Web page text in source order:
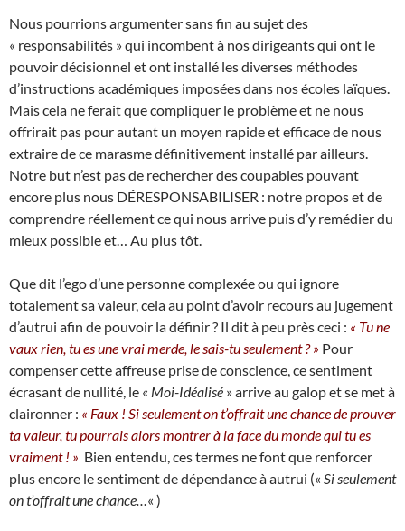
Nous pourrions argumenter sans fin au sujet des
« responsabilités » qui incombent à nos dirigeants qui ont le
pouvoir décisionnel et ont installé les diverses méthodes
d’instructions académiques imposées dans nos écoles laïques.
Mais cela ne ferait que compliquer le problème et ne nous
offrirait pas pour autant un moyen rapide et efficace de nous
extraire de ce marasme définitivement installé par ailleurs.
Notre but n’est pas de rechercher des coupables pouvant
encore plus nous DÉRESPONSABILISER : notre propos et de
comprendre réellement ce qui nous arrive puis d’y remédier du
mieux possible et… Au plus tôt.
Que dit l’ego d’une personne complexée ou qui ignore
totalement sa valeur, cela au point d’avoir recours au jugement
d’autrui afin de pouvoir la définir ? Il dit à peu près ceci : « Tu ne
vaux rien, tu es une vrai merde, le sais-tu seulement ? » Pour
compenser cette affreuse prise de conscience, ce sentiment
écrasant de nullité, le « Moi-Idéalisé » arrive au galop et se met à
claironner : « Faux ! Si seulement on t’offrait une chance de prouver
ta valeur, tu pourrais alors montrer à la face du monde qui tu es
vraiment ! » Bien entendu, ces termes ne font que renforcer
plus encore le sentiment de dépendance à autrui (« Si seulement
on t’offrait une chance… « )